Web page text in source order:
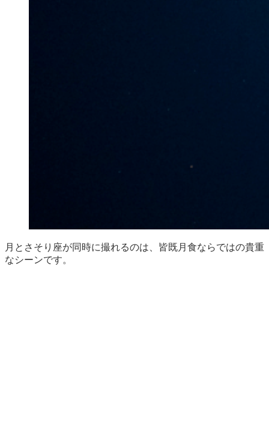
月とさそり座が同時に撮れるのは、皆既月食ならではの貴重
なシーンです。